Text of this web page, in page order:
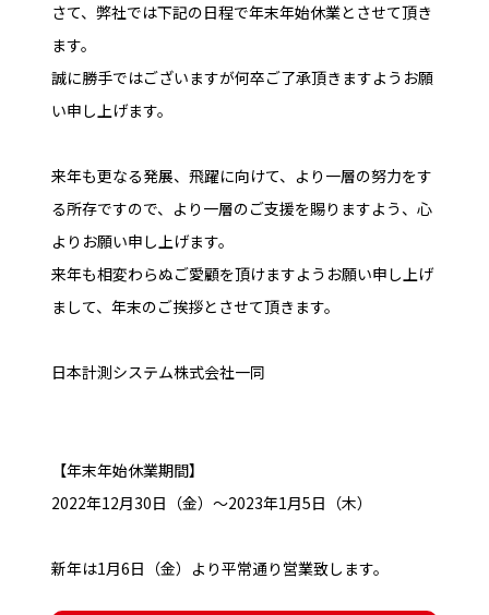
さて、弊社では下記の日程で年末年始休業とさせて頂き
ます。
誠に勝手ではございますが何卒ご了承頂きますようお願
い申し上げます。
来年も更なる発展、飛躍に向けて、より一層の努力をす
る所存ですので、より一層のご支援を賜りますよう、心
よりお願い申し上げます。
来年も相変わらぬご愛顧を頂けますようお願い申し上げ
まして、年末のご挨拶とさせて頂きます。
日本計測システム株式会社一同
【年末年始休業期間】
2022年12月30日（金）～2023年1月5日（木）
新年は1月6日（金）より平常通り営業致します。